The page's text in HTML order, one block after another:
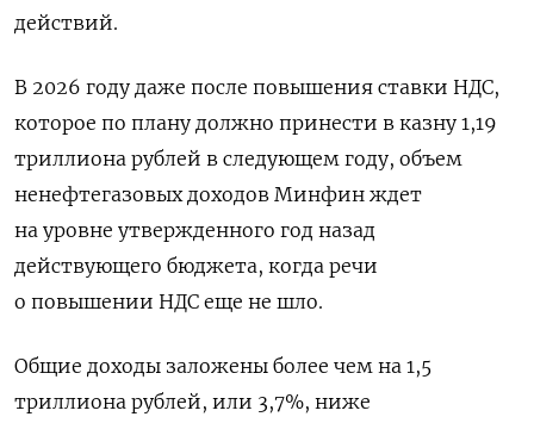
действий.
В 2026 году даже после повышения ставки НДС,
которое по плану должно принести в казну 1,19
триллиона рублей в следующем году, объем
ненефтегазовых доходов Минфин ждет
на уровне утвержденного год назад
действующего бюджета, когда речи
о повышении НДС еще не шло.
Общие доходы заложены более чем на 1,5
триллиона рублей, или 3,7%, ниже